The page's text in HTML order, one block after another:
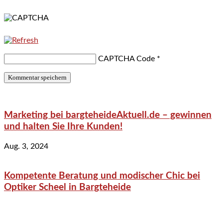
CAPTCHA Code *
Marketing bei bargteheideAktuell.de – gewinnen
und halten Sie Ihre Kunden!
Aug. 3, 2024
Kompetente Beratung und modischer Chic bei
Optiker Scheel in Bargteheide